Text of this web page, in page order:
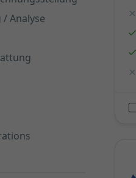
Analyse